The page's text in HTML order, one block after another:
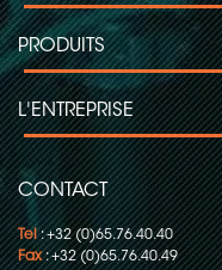
CONTACT
Tel: +32 (0)65.76.40.40
Fax: +32 (0)65.76.40.49
PRODUITS
L'ENTREPRISE